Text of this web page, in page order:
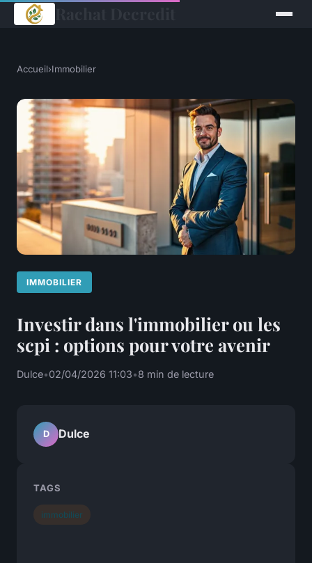
Accueil›Immobilier
IMMOBILIER
Investir dans l'immobilier ou les
scpi : options pour votre avenir
Dulce•02/04/2026 11:03•8 min de lecture
D Dulce
TAGS
immobilier